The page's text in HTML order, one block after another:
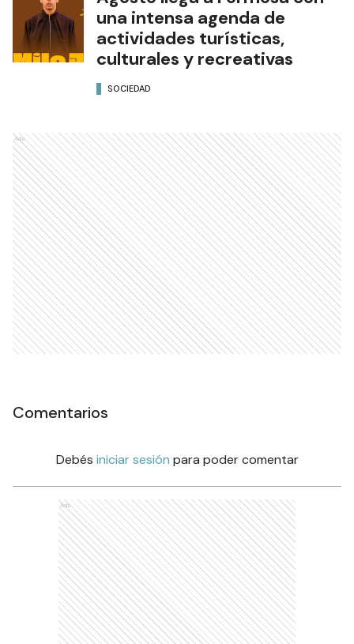
una intensa agenda de
actividades turísticas,
culturales y recreativas
SOCIEDAD
Ads
Comentarios
Debés iniciar sesión para poder comentar
Ads